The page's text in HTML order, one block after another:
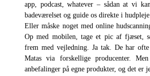
app, podcast, whatever – sådan at vi
badeværelset og guide os direkte i
Eller måske noget med online
Op med mobilen, tage et pic af fjæset,
frem med vejledning. Ja tak. De har
Matas via forskellige producenter.
anbefalinger på egne produkter, og det er